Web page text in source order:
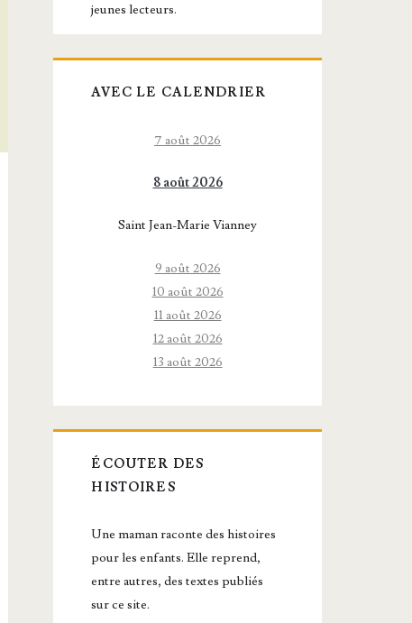
jeunes lecteurs.
AVEC LE CALENDRIER
7 août 2026
8 août 2026
Saint Jean-Marie Vianney
9 août 2026
10 août 2026
11 août 2026
12 août 2026
13 août 2026
ÉCOUTER DES
HISTOIRES
Une maman raconte des histoires
pour les enfants. Elle reprend,
entre autres, des textes publiés
sur ce site.